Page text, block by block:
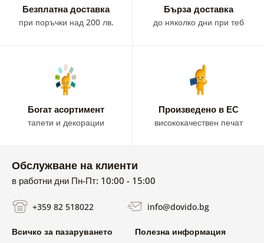
Безплатна доставка
при поръчки над 200 лв.
Бързa доставка
до няколко дни при теб
Богат асортимент
тапети и декорации
Произведено в ЕС
висококачествен печат
Обслужване на клиенти
в работни дни Пн-Пт: 10:00 - 15:00
+359 82 518022 info@dovido.bg
Всичко за пазаруването Полезна информация